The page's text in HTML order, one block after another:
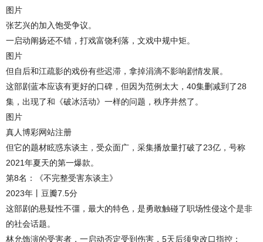
图片
张艺兴的加入饱受争议。
一启动阐扬还不错，打戏富饶利落，文戏中规中矩。
图片
但自后和江疏影的戏份有些迟滞，拿掉涓滴不影响剧情发展。
这部剧蓝本应该有更好的口碑，但因为范例太大，40集删减到了28
集，出现了和《破冰活动》一样的问题，秩序井然了。
图片
真人博彩网站注册
但它的题材眩惑东谈主，受众面广，采集播放量打破了23亿，号称
2021年夏天的第一爆款。
第8名：《不完整受害东谈主》
2023年丨豆瓣7.5分
这部剧的悬疑性不彊，最大的特色，是勇敢触碰了职场性侵这个是非
的社会话题。
林允饰演的受害者，一启动否定受到伤害，5天后须臾改口指控；